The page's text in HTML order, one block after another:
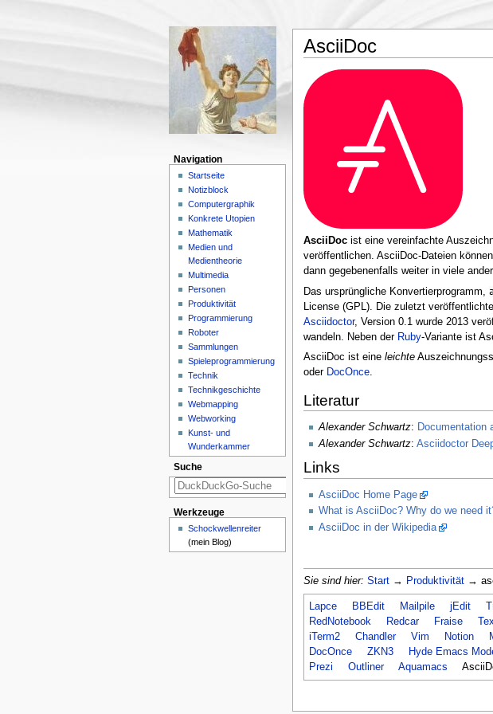
AsciiDoc
AsciiDocist eine vereinfachte
veröffentlichen. AsciiDoc-Dateien
dann gegebenenfalls weiter in viele
Das ursprüngliche Konvertierprogramm,
License (GPL). Die zuletzt
Asciidoctor, Version 0.1 wurde 2013
wandeln. Neben der Ruby-Variante ist
AsciiDoc ist eine leichte
oder DocOnce.
Literatur
Alexander Schwartz: Documentation
Alexander Schwartz: Asciidoctor
Links
AsciiDoc Home Page
What is AsciiDoc? Why do we need
AsciiDoc in der Wikipedia
Sie sind hier: Start→ Produktivität→
Lapce BBEdit Mailpile jEdit
RedNotebook
Redcar Fraise
iTerm2
Chandler Vim Notion
DocOnce
ZKN3 Hyde Emacs
Prezi
Outliner Aquamacs
Navigation
Startseite
Notizblock
Computergraphik
Konkrete Utopien
Mathematik
Medien und
Medientheorie
Multimedia
Personen
Produktivität
Programmierung
Roboter
Sammlungen
Spieleprogrammierung
Technik
Technikgeschichte
Webmapping
Webworking
Kunst- und
Wunderkammer
Suche
Werkzeuge
Schockwellenreiter
(mein Blog)